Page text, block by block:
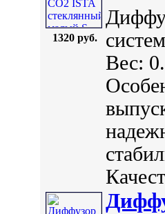
1320 руб.
Вес: